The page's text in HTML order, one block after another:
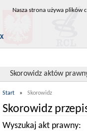
Skorowidz aktów
Start » Skorowidz
Skorowidz
Wyszukaj akt prawny:
Nasza strona używa plików
X